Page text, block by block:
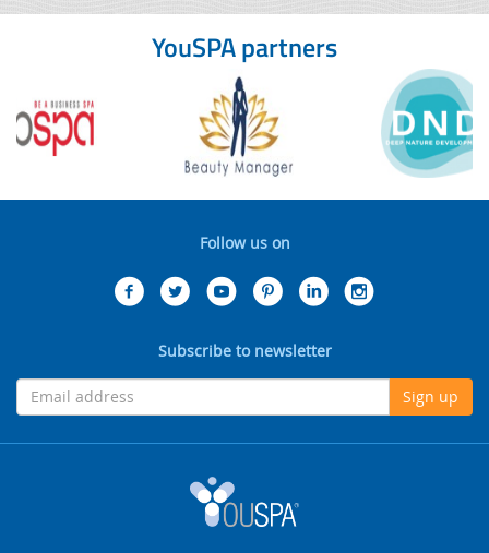
YouSPA partners
Follow us on
Subscribe to newsletter
Sign up